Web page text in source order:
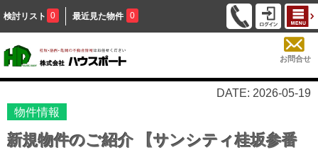
検討リスト 0 最近見た物件 0
お問合せ
DATE: 2026-05-19
物件情報
新規物件のご紹介 【サンシティ桂坂参番